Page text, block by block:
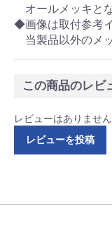
オールメッキとな
◆画像は取付参考
当製品以外のメ
この商品のレビ
レビューはありません
レビューを投稿